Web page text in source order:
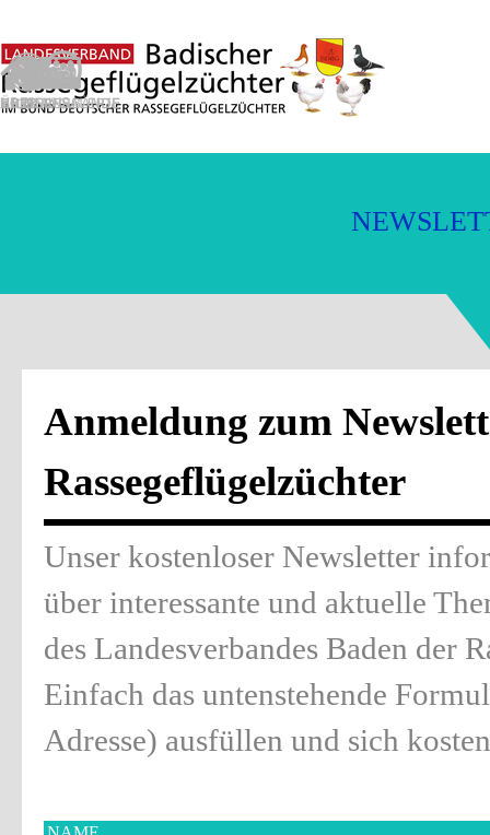
NEWSLET
Anmeldung zum
Rassegeflügelzüchter
Unser kostenloser Newsletter
über interessante und aktuelle
des Landesverbandes Baden der
Einfach das untenstehende
Adresse) ausfüllen und sich